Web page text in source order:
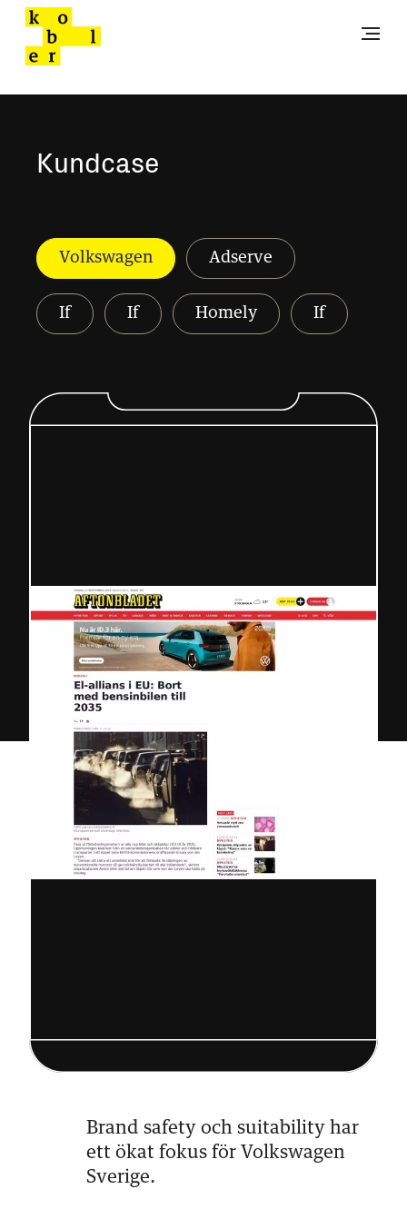
Kundcase
Volkswagen Adserve
If If Homely If
Brand safety och suitability har
ett ökat fokus för Volkswagen
Sverige.